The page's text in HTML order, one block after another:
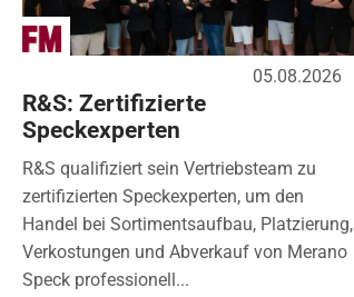
05.08.2026
R&S: Zertifizierte
Speckexperten
R&S qualifiziert sein Vertriebsteam zu
zertifizierten Speckexperten, um den
Handel bei Sortimentsaufbau, Platzierung,
Verkostungen und Abverkauf von Merano
Speck professionell...